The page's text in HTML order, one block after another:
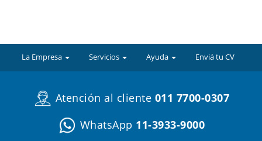
La Empresa Servicios Ayuda Enviá tu CV
Atención al cliente 011 7700-0307
WhatsApp 11-3933-9000